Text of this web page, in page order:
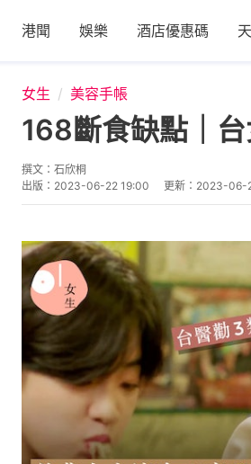
港聞 娛樂 酒店優惠碼
女生 美容手帳
168斷食缺點｜
撰文： 石欣桐
出版： 2023-06-22 19:00 更新： 2023-06-